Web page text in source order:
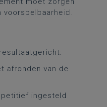
voorspelbaarheid.
afronden van de
ingesteld